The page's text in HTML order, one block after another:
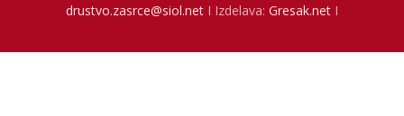
drustvo.zasrce@siol.net I Izdelava: Gresak.net I